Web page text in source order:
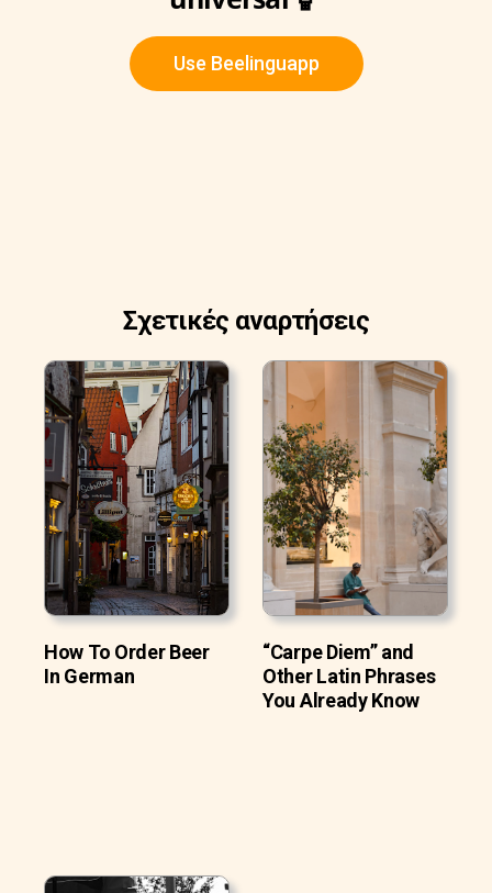
Use Beelinguapp
Σχετικές αναρτήσεις
How To Order Beer
In German
“Carpe Diem” and
Other Latin Phrases
You Already Know